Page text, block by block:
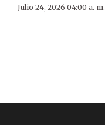
Julio 24, 2026 04:00 a. m.